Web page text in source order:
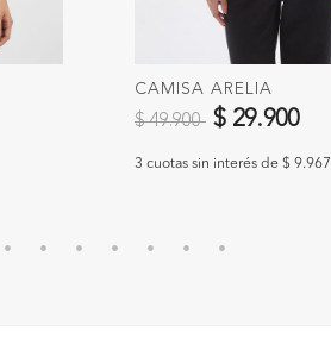
CAMISA ARELIA
Precio reducido de
$ 49.900 a$ 29.900
3 cuotas sin interés de $ 9.967